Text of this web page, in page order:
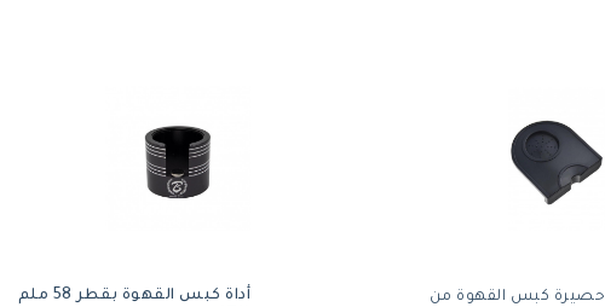
حصيرة كبس القهوة من
أداة كبس القهوة بقطر 58 ملم